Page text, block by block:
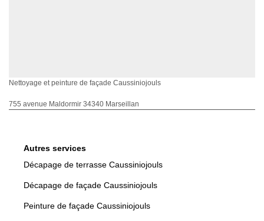
Nettoyage et peinture de façade Caussiniojouls
755 avenue Maldormir 34340 Marseillan
Autres services
Décapage de terrasse Caussiniojouls
Décapage de façade Caussiniojouls
Peinture de façade Caussiniojouls